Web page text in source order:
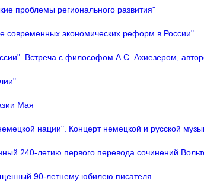
проблемы регионального развития"
современных экономических реформ в России"
Встреча с философом А.С. Ахиезером,
Мая
нации". Концерт немецкой и русской
240-летию первого перевода сочинений
90-летнему юбилею писателя